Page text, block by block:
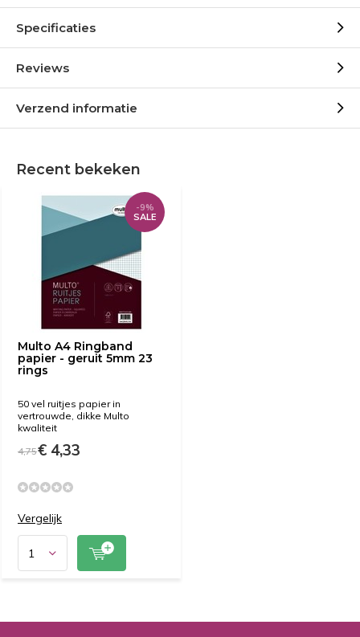
Specificaties
Reviews
Verzend informatie
Recent bekeken
Multo A4 Ringband
papier - geruit 5mm 23
rings
-9%
SALE
50 vel ruitjes papier in
vertrouwde, dikke Multo
kwaliteit
4,75€ 4,33
Vergelijk